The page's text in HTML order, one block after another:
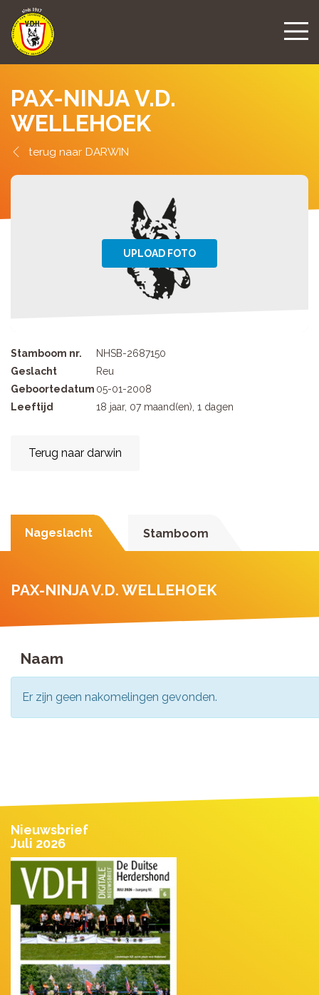
PAX-NINJA V.D.
WELLEHOEK
DARWIN
Stamboom nr.
NHSB-2687150
Geslacht
Reu
Geboortedatum 05-01-2008
Leeftijd
18 jaar, 07 maand(en), 1 dagen
Terug naar darwin
Nageslacht Stamboom
PAX-NINJA V.D. WELLEHOEK
Naam
Er zijn geen nakomelingen gevonden.
Nieuwsbrief
Juli 2026